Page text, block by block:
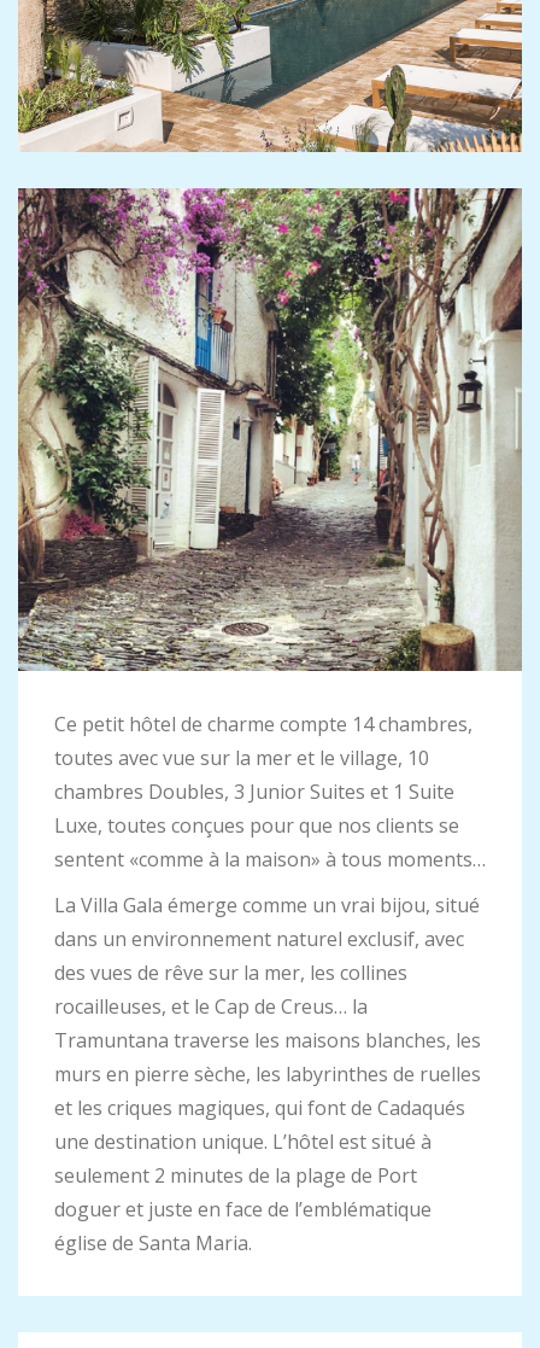
Ce petit hôtel de charme compte 14 chambres,
toutes avec vue sur la mer et le village, 10
chambres Doubles, 3 Junior Suites et 1 Suite
Luxe, toutes conçues pour que nos clients se
sentent «comme à la maison» à tous moments…
La Villa Gala émerge comme un vrai bijou, situé
dans un environnement naturel exclusif, avec
des vues de rêve sur la mer, les collines
rocailleuses, et le Cap de Creus… la
Tramuntana traverse les maisons blanches, les
murs en pierre sèche, les labyrinthes de ruelles
et les criques magiques, qui font de Cadaqués
une destination unique. L’hôtel est situé à
seulement 2 minutes de la plage de Port
doguer et juste en face de l’emblématique
église de Santa Maria.